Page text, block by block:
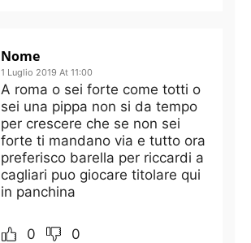
Nome
1 Luglio 2019 At 11:00
A roma o sei forte come totti o
sei una pippa non si da tempo
per crescere che se non sei
forte ti mandano via e tutto ora
preferisco barella per riccardi a
cagliari puo giocare titolare qui
in panchina
0 0